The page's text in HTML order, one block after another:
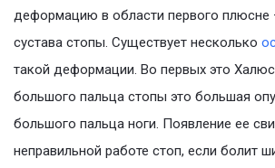
деформацию в области первого плюсне
сустава стопы. Существует несколько
такой деформации. Во первых это Халюс
большого пальца стопы это большая
большого пальца ноги. Появление ее
неправильной работе стоп, если болит